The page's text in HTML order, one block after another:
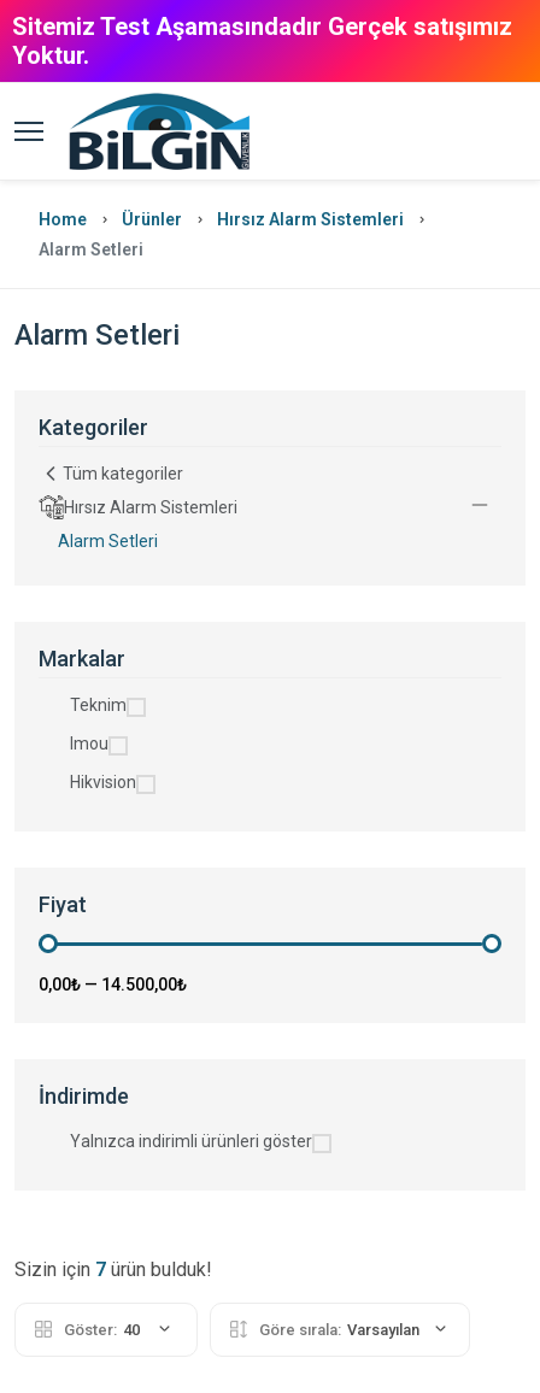
Sitemiz Test Aşamasındadır Gerçek satışımız
Yoktur.
Home Ürünler
Hırsız Alarm Sistemleri
Alarm Setleri
Alarm Setleri
Kategoriler
Tüm kategoriler
Hırsız Alarm Sistemleri
Alarm Setleri
Markalar
Teknim
Imou
Hikvision
Fiyat
0,00₺ — 14.500,00₺
İndirimde
Yalnızca indirimli ürünleri göster
Sizin için 7 ürün bulduk!
Göster: 40 Göre sırala: Varsayılan